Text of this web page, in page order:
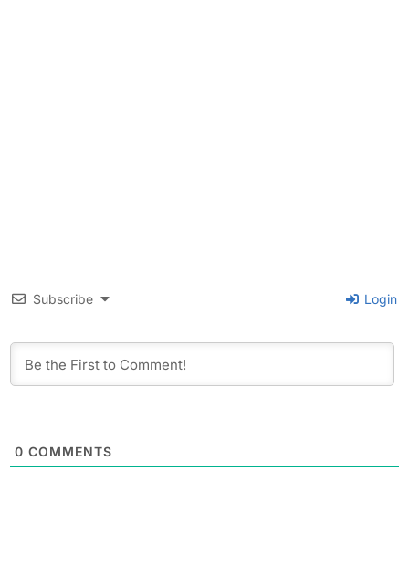
Subscribe Login
0 COMMENTS